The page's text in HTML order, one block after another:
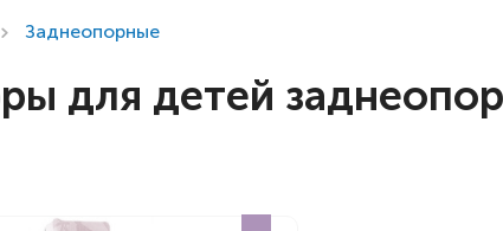
детей с ДЦП
Тренажёры
Заднеопорные
для детей